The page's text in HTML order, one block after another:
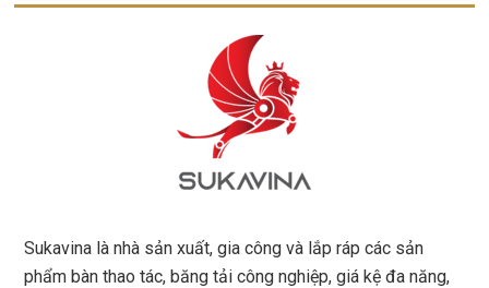
Sukavina là nhà sản xuất, gia công và lắp ráp các sản
phẩm bàn thao tác, băng tải công nghiệp, giá kệ đa năng,